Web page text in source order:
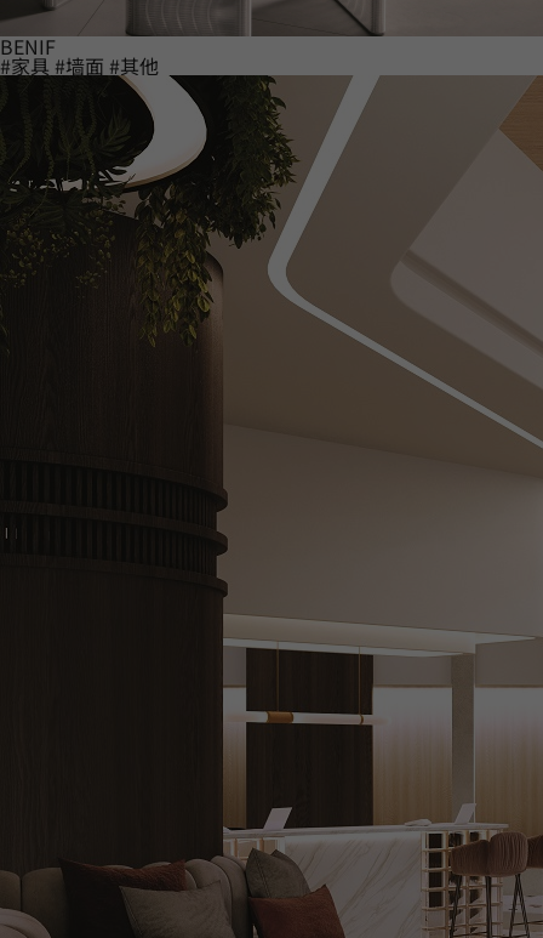
BENIF
#家具 #墙面 #其他